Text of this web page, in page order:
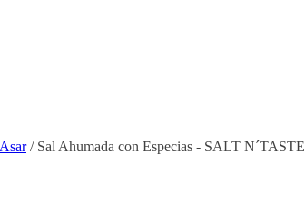
Asar/ Sal Ahumada con Especias - SALT N´TASTE